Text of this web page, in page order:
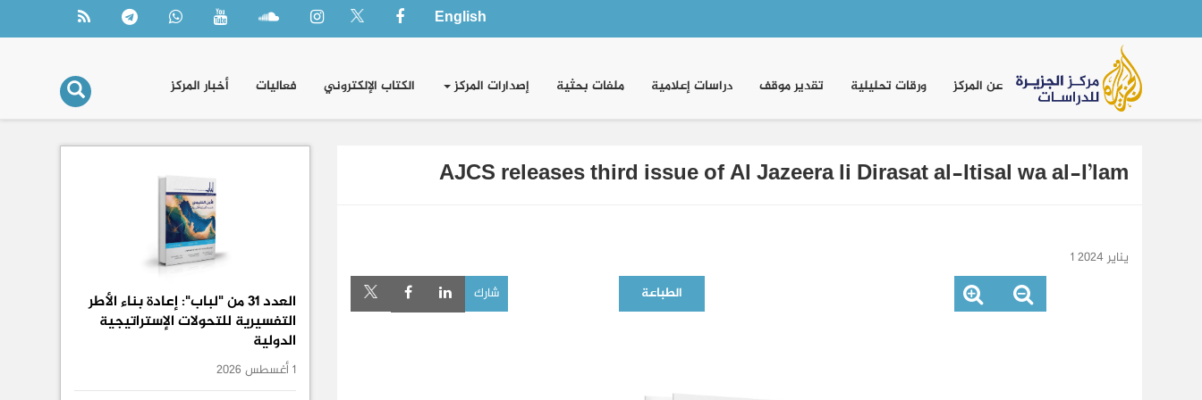
English
Main
navigation عن المركز ورقات تحليلية تقدير موقف دراسات إعلامية ملفات بحثية إصدارات المركز الكتاب الإلكتروني فعاليات أخبار المركز
AJCS releases third issue of Al Jazeera li Dirasat al-Itisal wa al-I’lam
1 يناير 2024
الطباعة شارك
العدد 31 من "لباب": إعادة بناء الأطر
التفسيرية للتحولات الإستراتيجية
الدولية
1 أغسطس 2026